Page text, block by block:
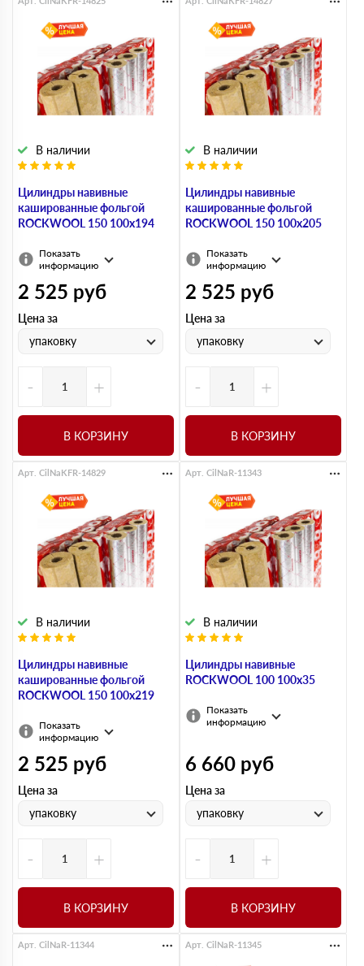
Цилиндры навивные
кашированные фольгой
ROCKWOOL 150 100х194
В наличии
Показать
информацию
2 525 руб
Цена за
упаковку
- +
В КОРЗИНУ
Цилиндры навивные
кашированные фольгой
ROCKWOOL 150 100х205
В наличии
Показать
информацию
2 525 руб
Цена за
упаковку
- +
В КОРЗИНУ
Цилиндры навивные
кашированные фольгой
ROCKWOOL 150 100х219
В наличии
Арт. CilNaKFR-14829
Показать
информацию
2 525 руб
Цена за
упаковку
- +
В КОРЗИНУ
Цилиндры навивные
ROCKWOOL 100 100х35
В наличии
Арт. CilNaR-11343
Показать
информацию
6 660 руб
Цена за
упаковку
- +
В КОРЗИНУ
Арт. CilNaR-11344 Арт. CilNaR-11345